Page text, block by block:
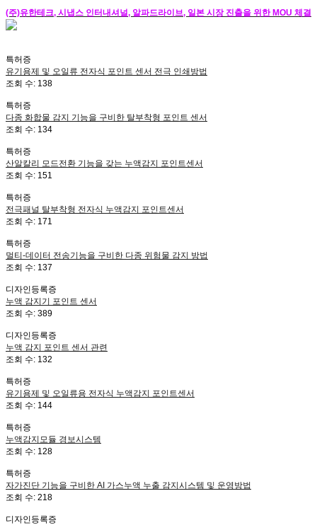
(주)유한테크, 시냅스 인터내셔널, 알파드라이브, 일본 시장 진출을 위한 MOU 체결
특허증
유기용제 및 오일류 전자식 포인트 센서 전극 인쇄방법
조회 수: 138
특허증
다종 화합물 감지 기능을 구비한 탈부착형 포인트 센서
조회 수: 134
특허증
산알칼리 모드전환 기능을 갖는 누액감지 포인트센서
조회 수: 151
특허증
전극패널 탈부착형 전자식 누액감지 포인트센서
조회 수: 171
특허증
멀티-데이터 전송기능을 구비한 다종 위험물 감지 방법
조회 수: 137
디자인등록증
누액 감지기 포인트 센서
조회 수: 389
디자인등록증
누액 감지 포인트 센서 관련
조회 수: 132
특허증
유기용제 및 오일류용 전자식 누액감지 포인트센서
조회 수: 144
특허증
누액감지모듈 경보시스템
조회 수: 128
특허증
자가진단 기능을 구비한 AI 가스누액 누출 감지시스템 및 운영방법
조회 수: 218
디자인등록증